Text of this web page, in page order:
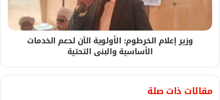
وزير إعلام الخرطوم: الأولوية الآن لدعم الخدمات
الأساسية والبنى التحتية
مقالات ذات صلة